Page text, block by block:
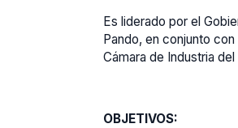
Es liderado por el
Pando, en conjunto
Cámara de Industria
OBJETIVOS: